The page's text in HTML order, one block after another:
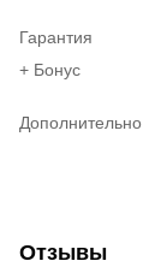
Гарантия
+ Бонус
Дополнительно
Отзывы